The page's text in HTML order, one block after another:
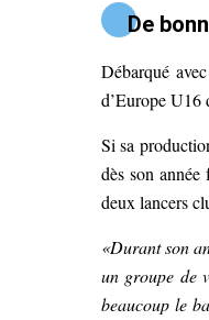
De
Débarqué
d’Europe U16
Si sa
dès son
deux lancers
«Durant son
un groupe de
beaucoup le